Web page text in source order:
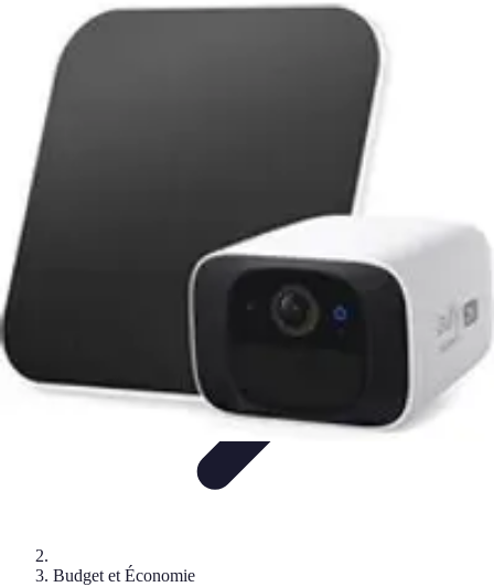
Astuces Pour Tous
Productivité
Technologie
Budget et Économie